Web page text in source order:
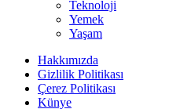
Teknoloji
Yemek
Yaşam
Hakkımızda
Gizlilik Politikası
Çerez Politikası
Künye